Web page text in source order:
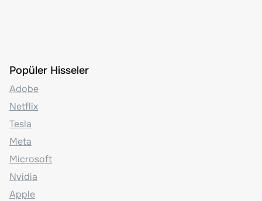
Popüler Hisseler
Adobe
Netflix
Tesla
Meta
Microsoft
Nvidia
Apple